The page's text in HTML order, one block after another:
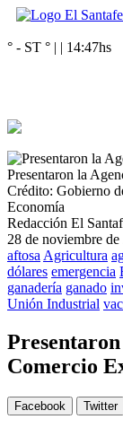
° - ST ° | | 14:47hs
Presentaron la
Crédito: Gobierno
Economía
Redacción El
28 de noviembre de
aftosa Agricultura
dólares emergencia
ganadería ganado
Unión Industrial
Comercio
Facebook Twitter